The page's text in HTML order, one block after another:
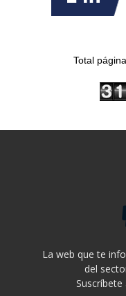
Total
La web que te
del